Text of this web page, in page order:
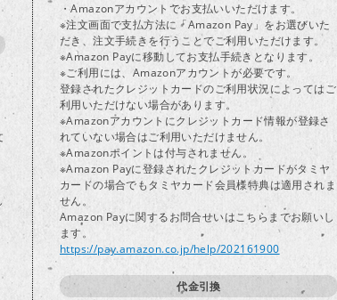
・Amazonアカウントでお支払いいただけます。
※注文画面で支払方法に「Amazon Pay」をお選びいた
だき、注文手続きを行うことでご利用いただけます。
※Amazon Payに移動してお支払手続きとなります。
※ご利用には、Amazonアカウントが必要です。
登録されたクレジットカードのご利用状況によってはご
利用いただけない場合があります。
※Amazonアカウントにクレジットカード情報が登録さ
れていない場合はご利用いただけません。
※Amazonポイントは付与されません。
※Amazon Payに登録されたクレジットカードがタミヤ
カードの場合でもタミヤカード会員様特典は適用されま
せん。
Amazon Payに関するお問合せいはこちらまでお願いし
ます。
https://pay.amazon.co.jp/help/202161900
代金引換